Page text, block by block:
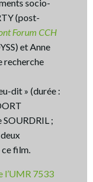
socio-
(post-
Forum CCH
et Anne
recherche
dit » (durée :
;
film.
l’UMR 7533